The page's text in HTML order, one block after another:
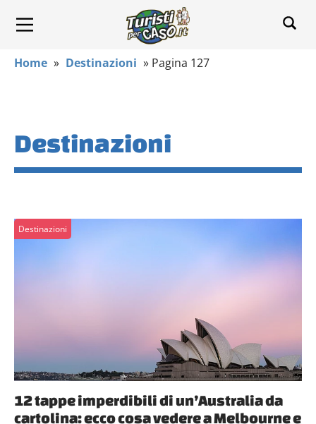
Home » Destinazioni » Pagina 127
Destinazioni
Destinazioni
12 tappe imperdibili di un’Australia da
cartolina: ecco cosa vedere a Melbourne e